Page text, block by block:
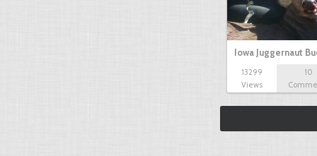
Iowa Juggernaut
13299
Views
10